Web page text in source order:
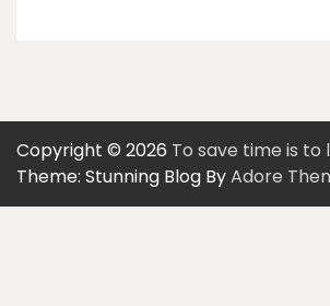
Copyright © 2026 To save time is to
Theme: Stunning Blog ByAdore